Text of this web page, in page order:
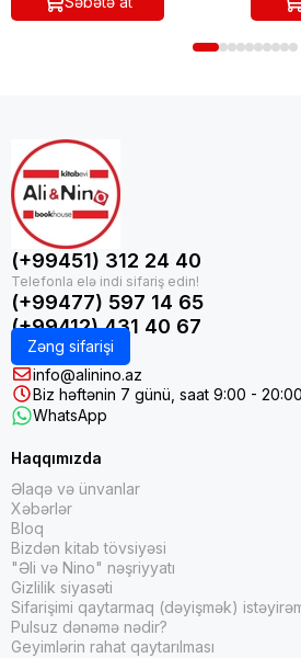
(+99451) 312 24 40
(+99477) 597 14 65
(+99412) 431 40 67
Zəng sifarişi
info@alinino.az
Biz həftənin 7 günü, saat 9:00 -
WhatsApp
Haqqımızda
Əlaqə və ünvanlar
Xəbərlər
Bloq
Bizdən kitab tövsiyəsi
"Əli və Nino" nəşriyyatı
Gizlilik siyasəti
Sifarişimi qaytarmaq (dəyişmək)
Pulsuz dənəmə nədir?
Geyimlərin rahat qaytarılması